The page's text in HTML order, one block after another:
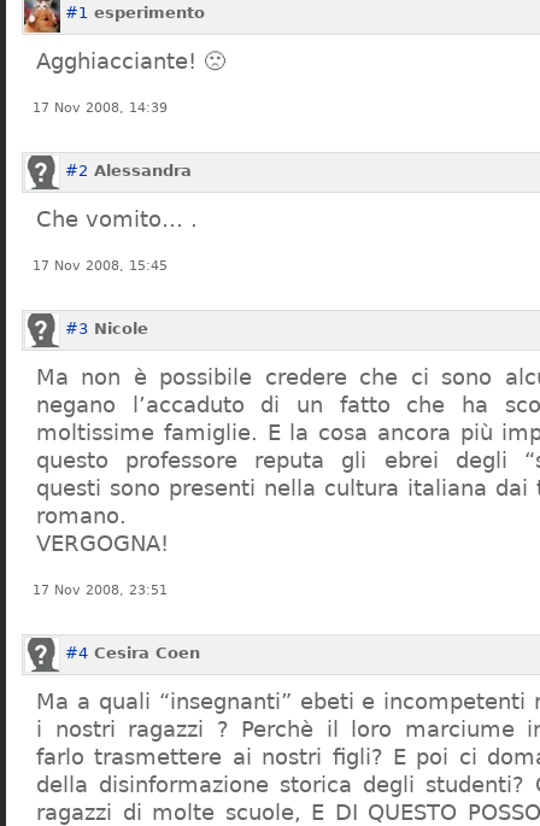
#1 esperimento
Agghiacciante! 🙁
17 Nov 2008, 14:39
#2 Alessandra
Che vomito… .
17 Nov 2008, 15:45
#3 Nicole
Ma non è possibile credere che ci sono
negano l’accaduto di un fatto che ha
moltissime famiglie. E la cosa ancora più
questo professore reputa gli ebrei degli
questi sono presenti nella cultura italiana dai
romano.
VERGOGNA!
17 Nov 2008, 23:51
#4 Cesira Coen
Ma a quali “insegnanti” ebeti e
i nostri ragazzi ? Perchè il loro marciume
farlo trasmettere ai nostri figli? E poi ci
della disinformazione storica degli
ragazzi di molte scuole, E DI QUESTO POSSO